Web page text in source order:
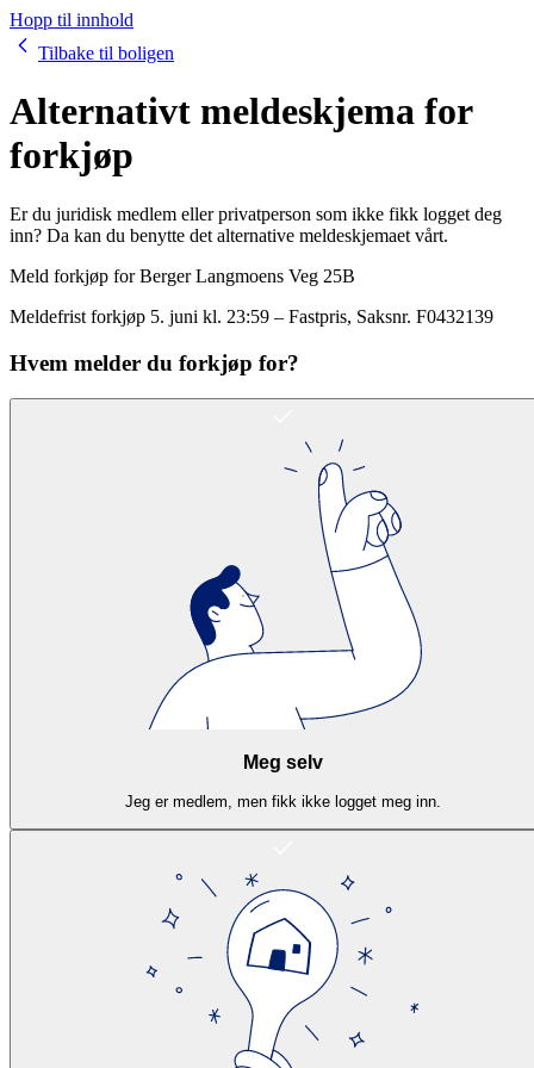
Hopp til innhold
Tilbake til boligen
Alternativt meldeskjema for
forkjøp
Er du juridisk medlem eller privatperson som ikke fikk logget deg
inn? Da kan du benytte det alternative meldeskjemaet vårt.
Meld forkjøp forBerger Langmoens Veg 25B
Meldefrist forkjøp 5. juni kl. 23:59 – Fastpris, Saksnr. F0432139
Hvem melder du forkjøp for?
Meg selv
Jeg er medlem, men fikk ikke logget meg inn.